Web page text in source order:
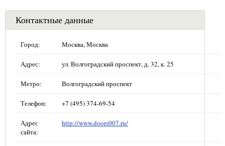
Контактные данные
Город: Москва, Москва
Адрес: ул. Волгоградский проспект, д. 32, к. 25
Метро: Волгоградский проспект
Телефон: +7 (495) 374-69-54
Адрес
сайта:
http://www.doors007.ru/